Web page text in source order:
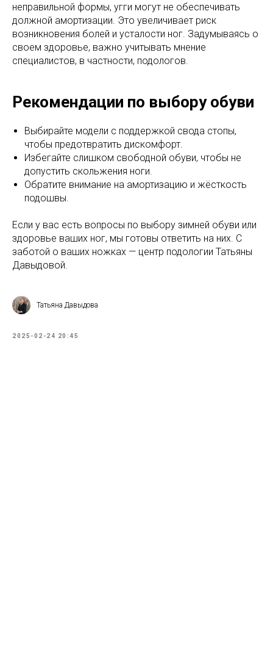
неправильной формы, угги могут не обеспечивать
должной амортизации. Это увеличивает риск
возникновения болей и усталости ног. Задумываясь о
своем здоровье, важно учитывать мнение
специалистов, в частности, подологов.
Рекомендации по выбору обуви
Выбирайте модели с поддержкой свода стопы,
чтобы предотвратить дискомфорт.
Избегайте слишком свободной обуви, чтобы не
допустить скольжения ноги.
Обратите внимание на амортизацию и жёсткость
подошвы.
Если у вас есть вопросы по выбору зимней обуви или
здоровье ваших ног, мы готовы ответить на них. С
заботой о ваших ножках — центр подологии Татьяны
Давыдовой.
Татьяна Давыдова
2025-02-24 20:45